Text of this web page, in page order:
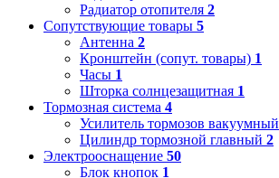
Радиатор отопителя 2
Сопутствующие товары 5
Антенна 2
Кронштейн (сопут. товары) 1
Часы 1
Шторка солнцезащитная 1
Тормозная система 4
Усилитель тормозов вакуумный
Цилиндр тормозной главный 2
Электрооснащение 50
Блок кнопок 1